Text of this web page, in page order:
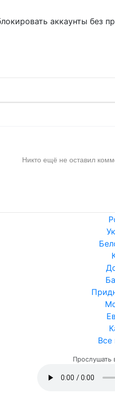
аккаунты без
Никто ещё не оставил
Все
Прослушать